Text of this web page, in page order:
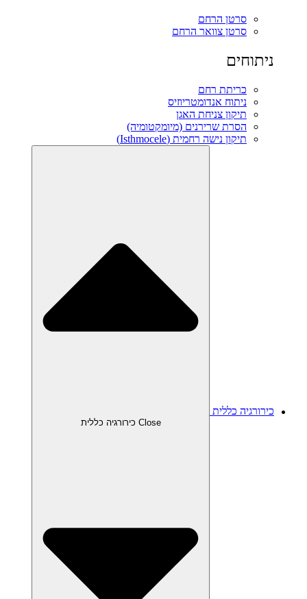
סרטן הרחם
סרטן צוואר הרחם
ניתוחים
כריתת רחם
ניתוח אנדומטריוזיס
תיקון צניחת האגן
הסרת שרירנים (מיומקטומיה)
תיקון נישה רחמית (Isthmocele)
כירורגיה כללית
Close כירורגיה כללית